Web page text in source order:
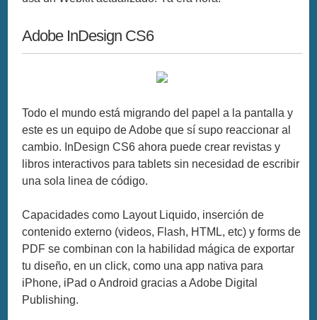
Adobe InDesign CS6
Todo el mundo está migrando del papel a la pantalla y
este es un equipo de Adobe que sí supo reaccionar al
cambio. InDesign CS6 ahora puede crear revistas y
libros interactivos para tablets sin necesidad de escribir
una sola linea de código.
Capacidades como Layout Liquido, inserción de
contenido externo (videos, Flash, HTML, etc) y forms de
PDF se combinan con la habilidad mágica de exportar
tu diseño, en un click, como una app nativa para
iPhone, iPad o Android gracias a Adobe Digital
Publishing.